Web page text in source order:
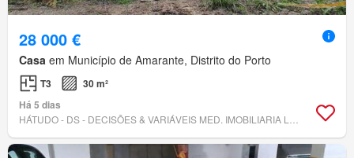
28 000 €
Casa em Município de Amarante, Distrito do Porto
T3
30 m²
Há 5 dias